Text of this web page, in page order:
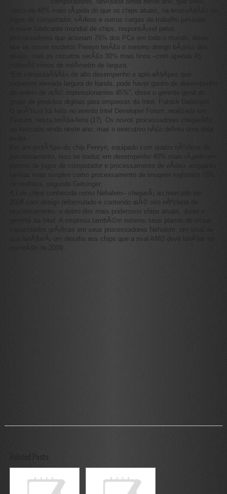
cerca de 40% mais rÃ¡pida do que os chips atuais, na execuÃ§Ã£o de
jogos de computador, vÃ­deos e outras cargas de trabalho pesadas.
A maior fabricante mundial de chips, responsÃ¡vel pelos
processadores que acionam 75% dos PCs em todo o mundo, disse
que os novos modelos Penryn terÃ£o o mesmo design bÃ¡sico dos
atuais, mas os circuitos serÃ£o 30% mais finos –com apenas 45
milionÃ©simos de milÃ­metro de largura.
“Em computaÃ§Ã£o de alto desempenho e aplicaÃ§Ãµes que
requerem elevada largura de banda, pode haver ganho de desempenho
da ordem de atÃ© impressionantes 45%”, disse o gerente geral do
grupo de produtos digitais para empresas da Intel, Patrick Gelsinger.
O anÃºncio foi feito no evento Intel Developer Forum, realizado em
Pequim, nesta terÃ§a-feira (17). Os novos processadores chegarÃ£o
ao mercado ainda neste ano, mas o executivo nÃ£o definiu uma data
Em um protÃ³tipo do chip Penryn, equipado com quatro nÃºcleos de
processamento, isso se traduz em desempenho 40% mais rÃ¡pido em
termos de jogos de computador e processamento de vÃ­deo, enquanto
tarefas mais simples como processamento de imagem registram 15%
de melhora, segundo Gelsinger.
A I de chips conhecida como Nehalem– chegarÃ¡ ao mercado em
2008 com design reformulado e contendo atÃ© oito nÃºcleos de
processamento, o dobro dos mais poderosos chips atuais, disse o
gerente da Intel. A empresa tambÃ©m reiterou seus planos de incluir
capacidades grÃ¡ficas em seus processadores Nehalem, um sinal de
que lanÃ§arÃ¡ um desafio aos chips que a rival AMD deve lanÃ§ar no
comeÃ§o de 2009.
Related Posts: